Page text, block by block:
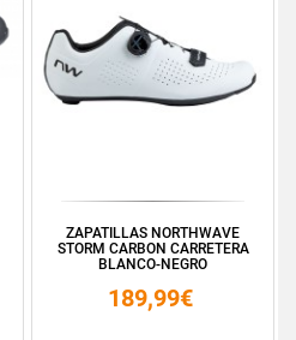
ZAPATILLAS NORTHWAVE
STORM CARBON CARRETERA
BLANCO-NEGRO
189,99€